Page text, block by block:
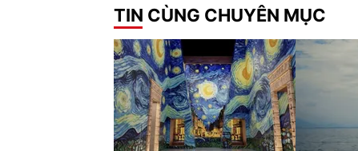
TIN CÙNG CHUYÊN MỤC